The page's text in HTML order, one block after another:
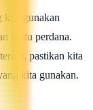
kita gunakan
kartu perdana.
pastikan kita
kita gunakan.